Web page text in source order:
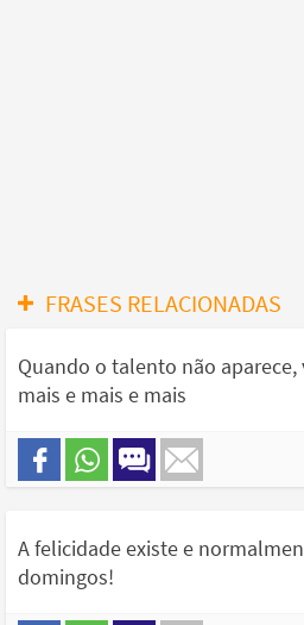
FRASES RELACIONADAS
Quando o talento não
mais e mais e mais
A felicidade existe e
domingos!